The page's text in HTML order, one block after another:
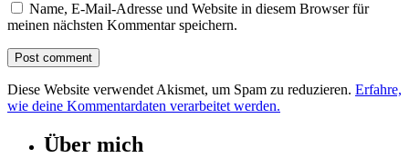
Name, E-Mail-Adresse und Website in diesem Browser für
meinen nächsten Kommentar speichern.
Diese Website verwendet Akismet, um Spam zu reduzieren. Erfahre,
wie deine Kommentardaten verarbeitet werden.
Über mich